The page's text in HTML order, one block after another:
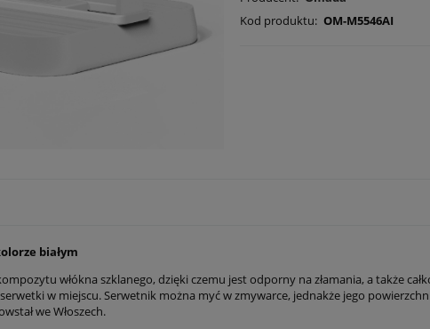
Kod produktu: OM-M5546AI
białym
włókna szklanego, dzięki czemu jest odporny na złamania, a także
w miejscu. Serwetnik można myć w zmywarce, jednakże jego
we Włoszech.